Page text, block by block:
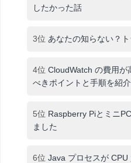
したかった話
3位 あなたの知らない？
4位 CloudWatch の費用が
べきポイントと手順を紹介
5位 Raspberry Piとミニ
ました
6位 Java プロセスが